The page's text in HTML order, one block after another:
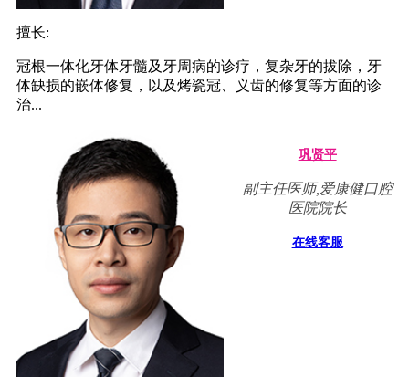
擅长:
冠根一体化牙体牙髓及牙周病的诊疗，复杂牙的拔除，牙
体缺损的嵌体修复，以及烤瓷冠、义齿的修复等方面的诊
治...
巩贤平
副主任医师,爱康健口腔
医院院长
在线客服